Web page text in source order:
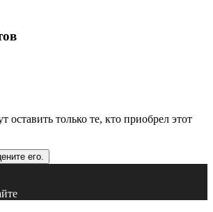
оставить только те, кто приобрел этот
его.